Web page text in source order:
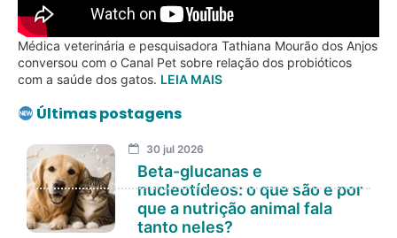
Médica veterinária e pesquisadora Tathiana Mourão dos Anjos
conversou com o Canal Pet sobre relação dos probióticos
com a saúde dos gatos. LEIA MAIS
Últimas postagens
30 jul 2026
Beta-glucanas e
nucleotídeos: o que são e por
que a nutrição animal fala
tanto neles?